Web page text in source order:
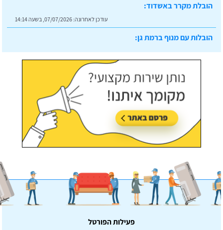
הובלת מקרר באשדוד:
עודכן לאחרונה: 07/07/2026, בשעה 14:14
הובלות עם מנוף ברמת גן:
עודכן לאחרונה:07/07/2026, בשעה 14:23
פעילות הפורטל